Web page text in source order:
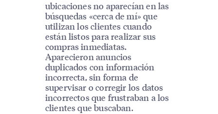
ubicaciones no aparecían en las
búsquedas «cerca de mí» que
utilizan los clientes cuando
están listos para realizar sus
compras inmediatas.
Aparecieron anuncios
duplicados con información
incorrecta, sin forma de
supervisar o corregir los datos
incorrectos que frustraban a los
clientes que buscaban.